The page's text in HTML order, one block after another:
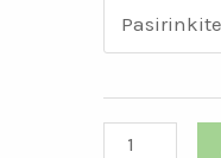
produkto